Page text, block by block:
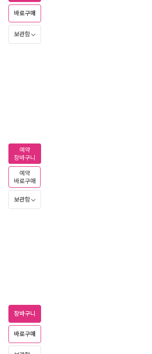
바로구매
보관함
예약
장바구니
예약
바로구매
보관함
장바구니
바로구매